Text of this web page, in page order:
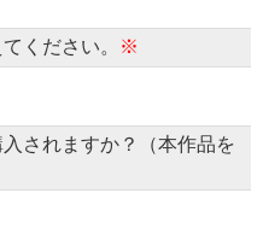
ください。 ※
されますか？（本作品を